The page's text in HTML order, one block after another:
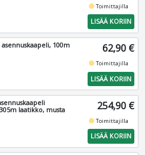
fiber_manual_recordToimittajilla
LISÄÄ KORIIN
asennuskaapeli, 100m
62,90 €
fiber_manual_recordToimittajilla
LISÄÄ KORIIN
laatikko, musta
254,90 €
fiber_manual_recordToimittajilla
LISÄÄ KORIIN